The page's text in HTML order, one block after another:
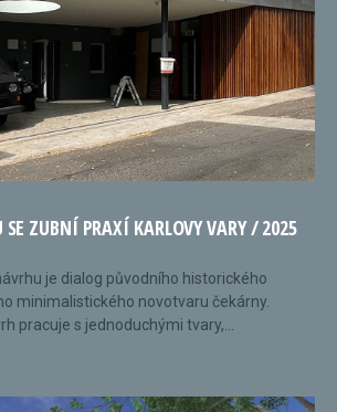
ZUBNÍ PRAXÍ KARLOVY VARY / 2025
je dialog původního historického
minimalistického novotvaru čekárny.
pracuje s jednoduchými tvary,...